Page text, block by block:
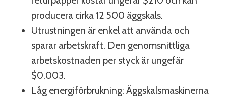
producera cirka 12 500 äggskals.
Utrustningen är enkel att använda och
sparar arbetskraft. Den genomsnittliga
arbetskostnaden per styck är ungefär
$0.003.
Låg energiförbrukning: Äggskalsmaskinerna